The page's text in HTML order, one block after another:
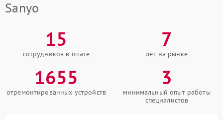
Sanyo
15
сотрудников в штате
7
лет на рынке
1655
отремонтированных устройств
3
минимальный опыт работы
специалистов